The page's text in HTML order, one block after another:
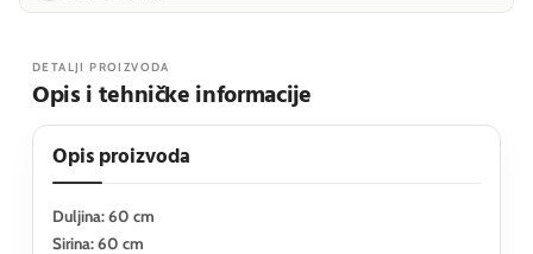
DETALJI PROIZVODA
Opis i tehničke informacije
Opis proizvoda
Duljina: 60 cm
Sirina: 60 cm